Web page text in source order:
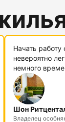
Начать
невероятно
немного
Шон
Владелец